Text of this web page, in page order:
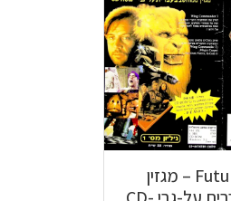
Future Media – מגזין